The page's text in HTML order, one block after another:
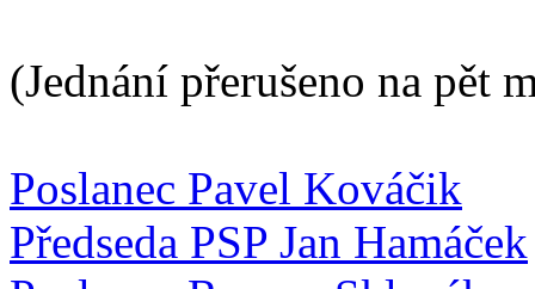
(Jednání přerušeno na pět
Poslanec Pavel Kováčik
Předseda PSP Jan Hamáček